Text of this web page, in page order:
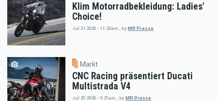
Klim Motorradbekleidung: Ladies'
Choice!
Jul 31 2026 - 11:23am byMR Presse
Markt
CNC Racing präsentiert Ducati
Multistrada V4
Jul 25 2026 - 9:21am byMR Presse